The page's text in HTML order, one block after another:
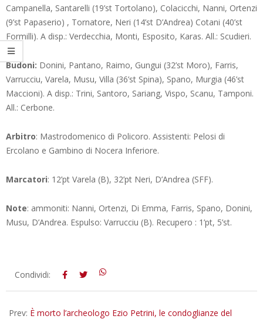
Campanella, Santarelli (19’st Tortolano), Colacicchi, Nanni, Ortenzi
(9’st Papaserio) , Tornatore, Neri (14’st D’Andrea) Cotani (40’st
Formilli). A disp.: Verdecchia, Monti, Esposito, Karas. All.: Scudieri.
Budoni: Donini, Pantano, Raimo, Gungui (32’st Moro), Farris,
Varrucciu, Varela, Musu, Villa (36’st Spina), Spano, Murgia (46’st
Maccioni). A disp.: Trini, Santoro, Sariang, Vispo, Scanu, Tamponi.
All.: Cerbone.
Arbitro: Mastrodomenico di Policoro. Assistenti: Pelosi di
Ercolano e Gambino di Nocera Inferiore.
Marcatori: 12’pt Varela (B), 32’pt Neri, D’Andrea (SFF).
Note: ammoniti: Nanni, Ortenzi, Di Emma, Farris, Spano, Donini,
Musu, D’Andrea. Espulso: Varrucciu (B). Recupero : 1’pt, 5’st.
2018-
Condividi:
Prev: È morto l’archeologo Ezio Petrini, le condoglianze del